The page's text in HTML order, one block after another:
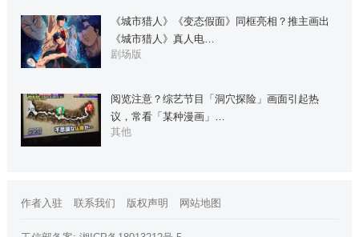
《城市猎人》《变态假面》同框亮相？推主画出
《城市猎人》真人电…
剧场版
阅览注意？综艺节目「洞穴探险」画面引起热
议，常看「某种漫画」…
其他
作者入驻 联系我们 版权声明 网站地图